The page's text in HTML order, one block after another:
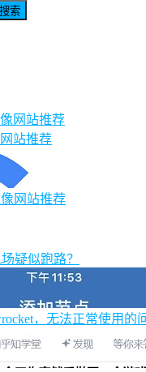
搜索
站推荐
网站推荐
疑似跑路？
，无法正常使用的